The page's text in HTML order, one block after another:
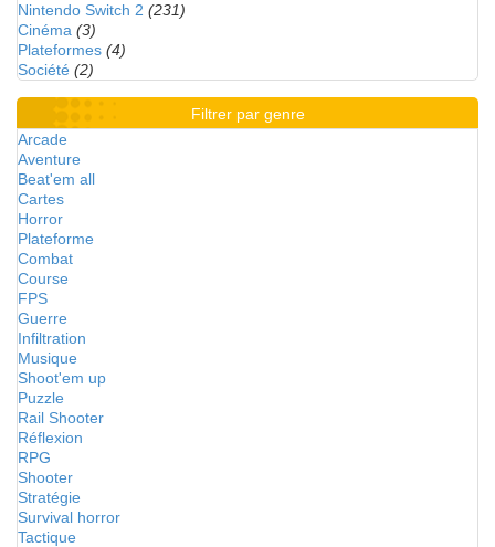
Nintendo Switch 2 (231)
Cinéma (3)
Plateformes (4)
Société (2)
Filtrer par genre
Arcade
Aventure
Beat'em all
Cartes
Horror
Plateforme
Combat
Course
FPS
Guerre
Infiltration
Musique
Shoot'em up
Puzzle
Rail Shooter
Réflexion
RPG
Shooter
Stratégie
Survival horror
Tactique